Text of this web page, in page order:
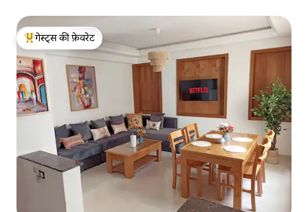
गेस्ट्स का टॉप फ़ेवरेट
गेस्ट्स की फ़ेवरेट